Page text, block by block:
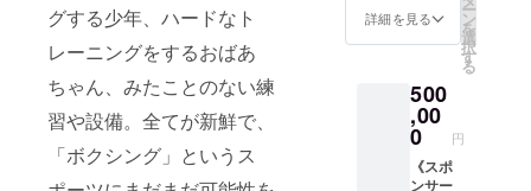
グする少年、ハードなト
レーニングをするおばあ
ちゃん、みたことのない練
習や設備。全てが新鮮で、
「ボクシング」というス
観光大
ンで
す。
界一周
中や
オース
ア、マ
チュピ
チュ村
でのこ
と、ボ
クシン
詳細を見る ー
ン
を
選
択
す
る
500
,00
0 円
《スポ
ンサー